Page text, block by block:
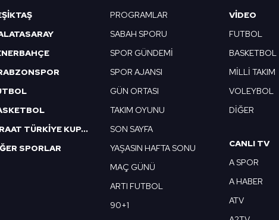
Kanunu uyarınca hazırlanmış Aydınlatma Metnimizi okumak
çerezlerle ilgili bilgi almak için lütfentıklayınız
ZİRAAT TÜRKİYE KUPASI
SPORLAR
PROGRAMLAR
SABAH SPORU
SPOR GÜNDEMİ
SPOR AJANSI
GÜN ORTASI
TAKIM OYUNU
SON SAYFA
YAŞASIN HAFTA SONU
MAÇ GÜNÜ
ARTI FUTBOL
90+1
VIDEO
FUTBOL
BASKETBOL
MİLLİ TAKIM
VOLEYBOL
DİĞER
CANLI TV
A SPOR
A HABER
ATV